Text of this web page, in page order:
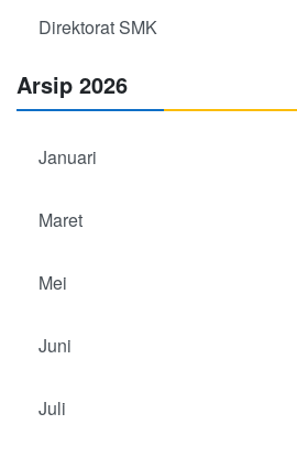
Direktorat SMK
Arsip 2026
Januari
Maret
Mei
Juni
Juli